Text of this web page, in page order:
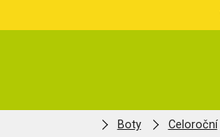
Boty Celoroční